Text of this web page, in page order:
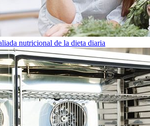
nutricional de la dieta diaria